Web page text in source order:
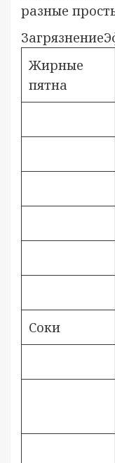
разные
Жирные
пятна
Соки